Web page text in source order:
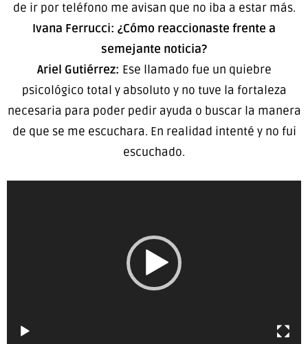
de ir por teléfono me avisan que no iba a estar más.
Ivana Ferrucci: ¿Cómo reaccionaste frente a
semejante noticia?
Ariel Gutiérrez: Ese llamado fue un quiebre
psicológico total y absoluto y no tuve la fortaleza
necesaria para poder pedir ayuda o buscar la manera
de que se me escuchara. En realidad intenté y no fui
escuchado.